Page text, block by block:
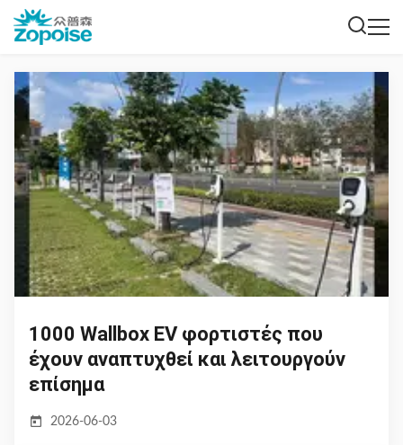
1000 Wallbox EV φορτιστές που
έχουν αναπτυχθεί και λειτουργούν
επίσημα
2026-06-03